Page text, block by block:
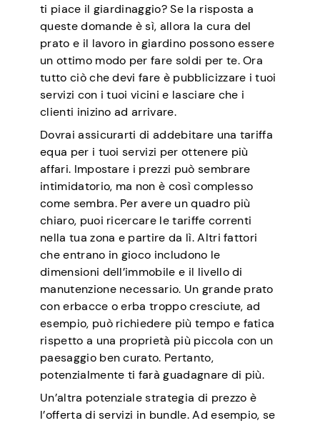
ti piace il giardinaggio? Se la risposta a
queste domande è sì, allora la cura del
prato e il lavoro in giardino possono essere
un ottimo modo per fare soldi per te. Ora
tutto ciò che devi fare è pubblicizzare i tuoi
servizi con i tuoi vicini e lasciare che i
clienti inizino ad arrivare.
Dovrai assicurarti di addebitare una tariffa
equa per i tuoi servizi per ottenere più
affari. Impostare i prezzi può sembrare
intimidatorio, ma non è così complesso
come sembra. Per avere un quadro più
chiaro, puoi ricercare le tariffe correnti
nella tua zona e partire da lì. Altri fattori
che entrano in gioco includono le
dimensioni dell’immobile e il livello di
manutenzione necessario. Un grande prato
con erbacce o erba troppo cresciute, ad
esempio, può richiedere più tempo e fatica
rispetto a una proprietà più piccola con un
paesaggio ben curato. Pertanto,
potenzialmente ti farà guadagnare di più.
Un’altra potenziale strategia di prezzo è
l’offerta di servizi in bundle. Ad esempio, se